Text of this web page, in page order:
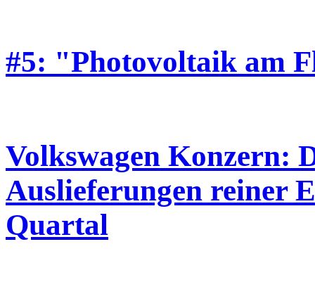
#5: "Photovoltaik am
Volkswagen Konzern:
Auslieferungen reiner
Quartal